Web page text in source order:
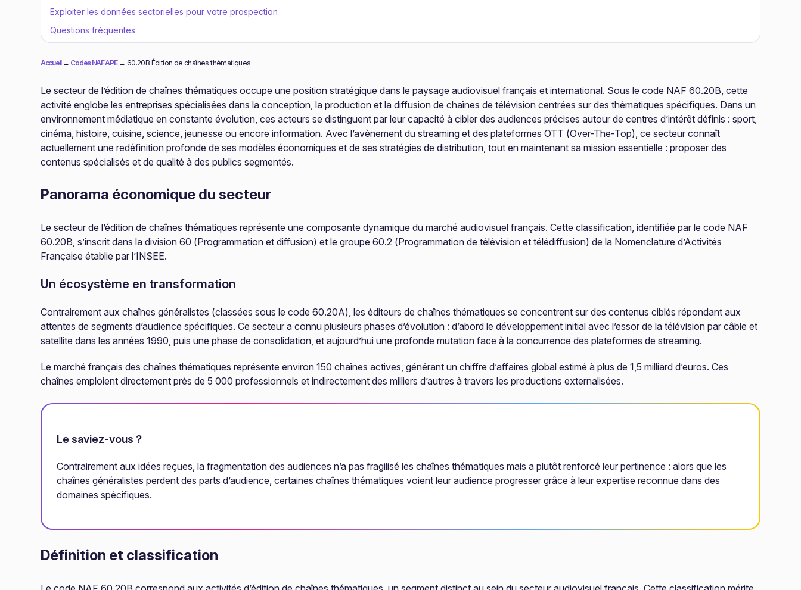
Exploiter les données sectorielles pour votre prospection
Questions fréquentes
Accueil→ Codes NAF APE→ 60.20B Édition de chaînes thématiques
Le secteur de l’édition de chaînes thématiques occupe une position stratégique dans le paysage audiovisuel français et international. Sous le code NAF 60.20B, cette
activité englobe les entreprises spécialisées dans la conception, la production et la diffusion de chaînes de télévision centrées sur des thématiques spécifiques. Dans un
environnement médiatique en constante évolution, ces acteurs se distinguent par leur capacité à cibler des audiences précises autour de centres d’intérêt définis : sport,
cinéma, histoire, cuisine, science, jeunesse ou encore information. Avec l’avènement du streaming et des plateformes OTT (Over-The-Top), ce secteur connaît
actuellement une redéfinition profonde de ses modèles économiques et de ses stratégies de distribution, tout en maintenant sa mission essentielle : proposer des
contenus spécialisés et de qualité à des publics segmentés.
Panorama économique du secteur
Le secteur de l’édition de chaînes thématiques représente une composante dynamique du marché audiovisuel français. Cette classification, identifiée par le code NAF
60.20B, s’inscrit dans la division 60 (Programmation et diffusion) et le groupe 60.2 (Programmation de télévision et télédiffusion) de la Nomenclature d’Activités
Française établie par l’INSEE.
Un écosystème en transformation
Contrairement aux chaînes généralistes (classées sous le code 60.20A), les éditeurs de chaînes thématiques se concentrent sur des contenus ciblés répondant aux
attentes de segments d’audience spécifiques. Ce secteur a connu plusieurs phases d’évolution : d’abord le développement initial avec l’essor de la télévision par câble et
satellite dans les années 1990, puis une phase de consolidation, et aujourd’hui une profonde mutation face à la concurrence des plateformes de streaming.
Le marché français des chaînes thématiques représente environ 150 chaînes actives, générant un chiffre d’affaires global estimé à plus de 1,5 milliard d’euros. Ces
chaînes emploient directement près de 5 000 professionnels et indirectement des milliers d’autres à travers les productions externalisées.
Le saviez-vous ?
Contrairement aux idées reçues, la fragmentation des audiences n’a pas fragilisé les chaînes thématiques mais a plutôt renforcé leur pertinence : alors que les
chaînes généralistes perdent des parts d’audience, certaines chaînes thématiques voient leur audience progresser grâce à leur expertise reconnue dans des
domaines spécifiques.
Définition et classification